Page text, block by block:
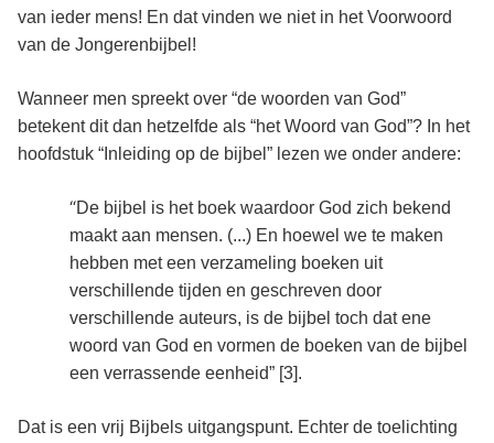
van ieder mens! En dat vinden we niet in het Voorwoord
van de Jongerenbijbel!
Wanneer men spreekt over “de woorden van God”
betekent dit dan hetzelfde als “het Woord van God”? In het
hoofdstuk “Inleiding op de bijbel” lezen we onder andere:
“De bijbel is het boek waardoor God zich bekend
maakt aan mensen. (...) En hoewel we te maken
hebben met een verzameling boeken uit
verschillende tijden en geschreven door
verschillende auteurs, is de bijbel toch dat ene
woord van God en vormen de boeken van de bijbel
een verrassende eenheid” [3].
Dat is een vrij Bijbels uitgangspunt. Echter de toelichting